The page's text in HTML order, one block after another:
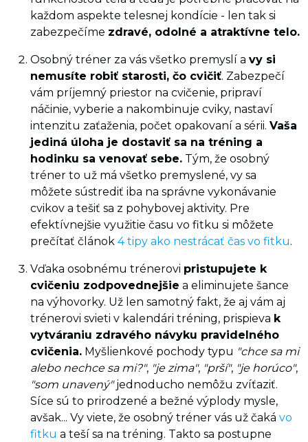
každom aspekte telesnej kondície - len tak si
zabezpečíme zdravé, odolné a atraktívne telo.
Osobný tréner za vás všetko premyslí a vy si
nemusíte robiť starosti, čo cvičiť. Zabezpečí
vám príjemný priestor na cvičenie, pripraví
náčinie, vyberie a nakombinuje cviky, nastaví
intenzitu zaťaženia, počet opakovaní a sérii. Vaša
jediná úloha je dostaviť sa na tréning a
hodinku sa venovať sebe. Tým, že osobný
tréner to už má všetko premyslené, vy sa
môžete sústrediť iba na správne vykonávanie
cvikov a tešiť sa z pohybovej aktivity. Pre
efektívnejšie využitie času vo fitku si môžete
prečítať článok 4 tipy ako nestrácať čas vo fitku.
Vďaka osobnému trénerovi pristupujete k
cvičeniu zodpovednejšie a eliminujete šance
na výhovorky. Už len samotný fakt, že aj vám aj
trénerovi svieti v kalendári tréning, prispieva k
vytváraniu zdravého návyku pravidelného
cvičenia. Myšlienkové pochody typu "chce sa mi
alebo nechce sa mi?", "je zima", "prší", "je horúco",
"som unavený"jednoducho nemôžu zvíťaziť.
Síce sú to prirodzené a bežné výplody mysle,
avšak... Vy viete, že osobný tréner vás už čaká vo
fitku a teší sa na tréning. Takto sa postupne